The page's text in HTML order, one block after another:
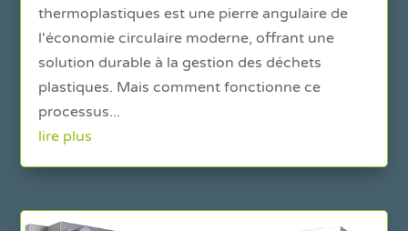
thermoplastiques est une pierre angulaire de
l'économie circulaire moderne, offrant une
solution durable à la gestion des déchets
plastiques. Mais comment fonctionne ce
processus...
lire plus